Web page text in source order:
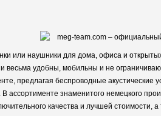
или наушники для дома, офиса и
весьма удобны, мобильны и не
предлагая беспроводные акустические
ассортименте знаменитого немецкого
качества и лучшей стоимости,